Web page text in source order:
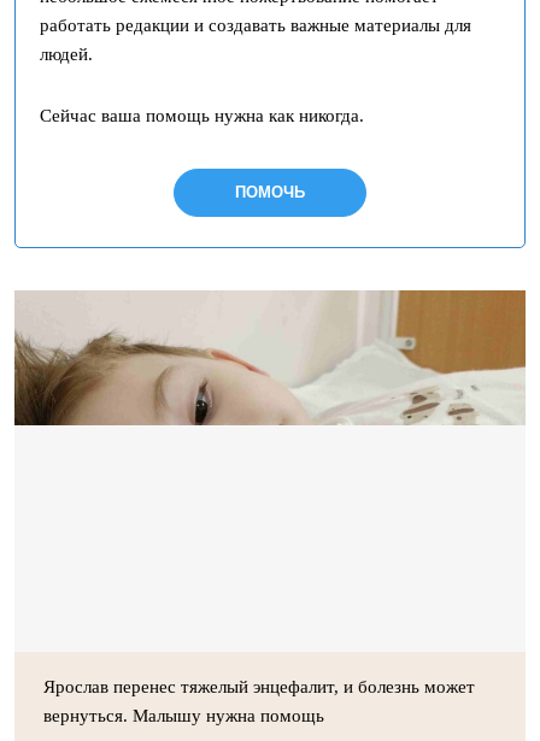
работать редакции и создавать важные материалы для
людей.
Сейчас ваша помощь нужна как никогда.
ПОМОЧЬ
Ярослав перенес тяжелый энцефалит, и болезнь может
вернуться. Малышу нужна помощь